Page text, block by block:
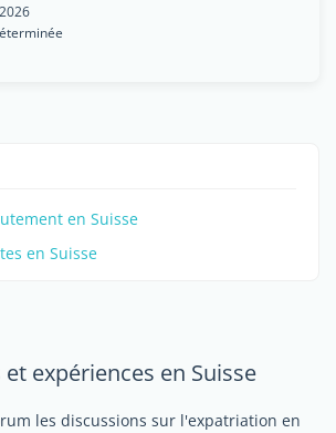
en Suisse
en Suisse
expériences en Suisse
les discussions sur l'expatriation en